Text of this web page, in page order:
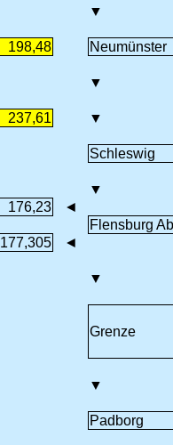
▼
198,48 Neumünster
▼
237,61 ▼
Schleswig
▼
176,23
◄
Flensburg
177,305 ◄
▼
Grenze
▼
Padborg